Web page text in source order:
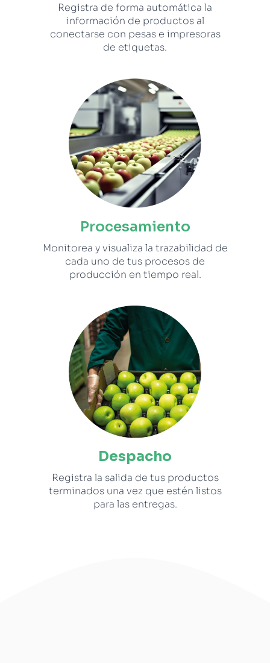
Registra de forma automática la
información de productos al
conectarse con pesas e impresoras
de etiquetas.
Procesamiento
Monitorea y visualiza la trazabilidad de
cada uno de tus procesos de
producción en tiempo real.
Despacho
Registra la salida de tus productos
terminados una vez que estén listos
para las entregas.